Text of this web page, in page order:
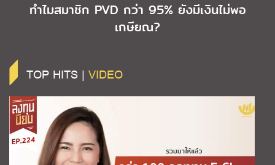
ทำไมสมาชิก PVD กว่า 95% ยังมีเงินไม่พอ
เกษียณ?
TOP HITS | VIDEO